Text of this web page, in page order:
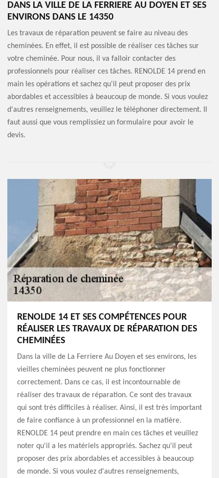
DANS LA VILLE DE LA FERRIERE AU DOYEN ET SES
ENVIRONS DANS LE 14350
Les travaux de réparation peuvent se faire au niveau des
cheminées. En effet, il est possible de réaliser ces tâches sur
votre cheminée. Pour nous, il va falloir contacter des
professionnels pour réaliser ces tâches. RENOLDE 14 prend en
main les opérations et sachez qu'il peut proposer des prix
abordables et accessibles à beaucoup de monde. Si vous voulez
d'autres renseignements, veuillez le téléphoner directement. Il
faut aussi que vous remplissiez un formulaire pour avoir le
devis.
RENOLDE 14 ET SES COMPÉTENCES POUR
RÉALISER LES TRAVAUX DE RÉPARATION DES
CHEMINÉES
Dans la ville de La Ferriere Au Doyen et ses environs, les
vieilles cheminées peuvent ne plus fonctionner
correctement. Dans ce cas, il est incontournable de
réaliser des travaux de réparation. Ce sont des travaux
qui sont très difficiles à réaliser. Ainsi, il est très important
de faire confiance à un professionnel en la matière.
RENOLDE 14 peut prendre en main ces tâches et veuillez
noter qu'il a les matériels appropriés. Sachez qu'il peut
proposer des prix abordables et accessibles à beaucoup
de monde. Si vous voulez d'autres renseignements,